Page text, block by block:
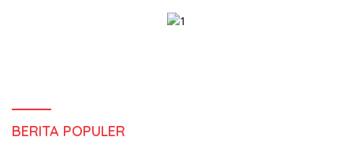
BERITA POPULER